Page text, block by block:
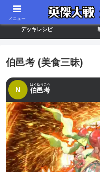
最新バージョン情報 武
デッキレシピ
伯邑考 (美食三昧)
N 伯邑考
はくゆうこう
メニュー